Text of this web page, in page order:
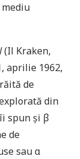
(Il Kraken,
aprilie 1962,
de
din
spun și β
de
sau α